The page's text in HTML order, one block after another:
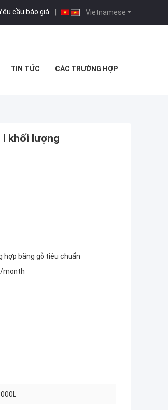
Vietnamese
cầu báo giá |
TIN TỨC CÁC TRƯỜNG HỢP
l khối lượng
hợp bằng gỗ tiêu chuẩn
month